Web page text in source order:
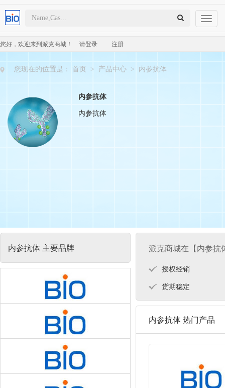
您好，欢迎来到派克商城！ 请登录 注册
Toggle
您现在的位置是： 首页 > 产品中心 > 内参抗体
内参抗体
内参抗体
内参抗体 主要品牌 派克商城在【内参抗
授权经销
货期稳定
内参抗体 热门产品